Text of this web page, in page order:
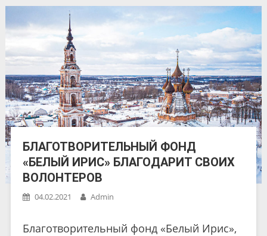
БЛАГОТВОРИТЕЛЬНЫЙ ФОНД
«БЕЛЫЙ ИРИС» БЛАГОДАРИТ СВОИХ
ВОЛОНТЕРОВ
04.02.2021 Admin
Благотворительный фонд «Белый Ирис»,